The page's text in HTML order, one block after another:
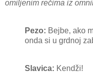
omiljenim rečima iz
Pezo: Bejbe, ako
onda si u grdnoj
Slavica: Kendži!